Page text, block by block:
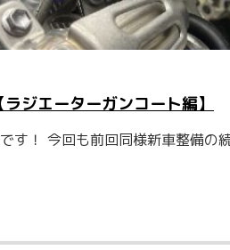
ジエーターガンコート編】
す！ 今回も前回同様新車整備